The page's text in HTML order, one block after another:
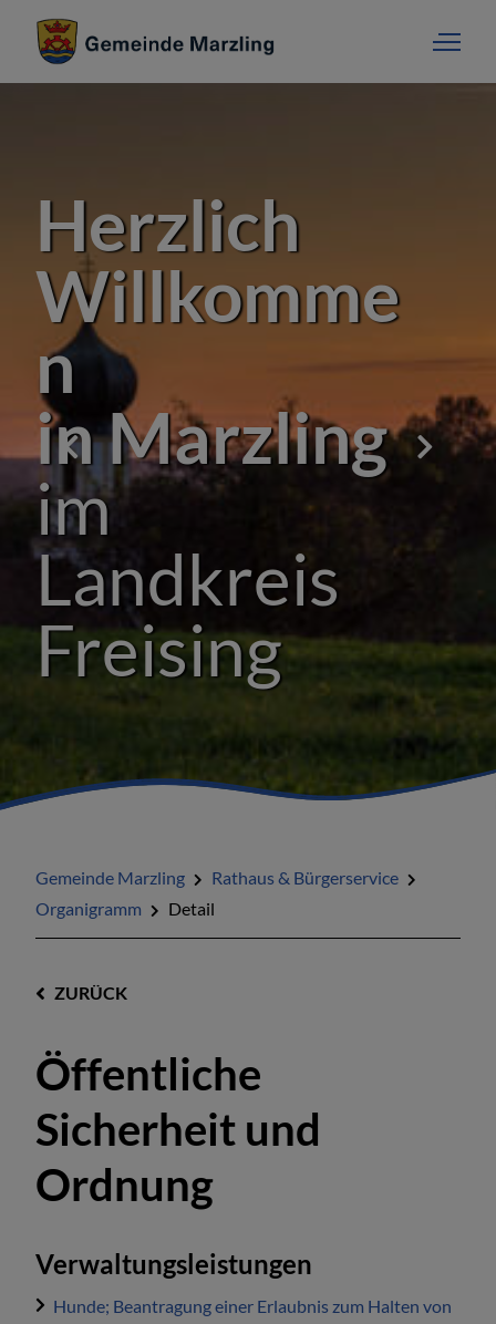
n
in
im
Gemeinde Marzling
Rathaus & Bürgerservice
Organigramm
Detail
ZURÜCK
Öffentliche
Sicherheit und
Ordnung
Verwaltungsleistungen
Hunde; Beantragung einer Erlaubnis zum Halten von